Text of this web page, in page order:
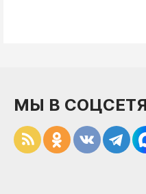
МЫ В